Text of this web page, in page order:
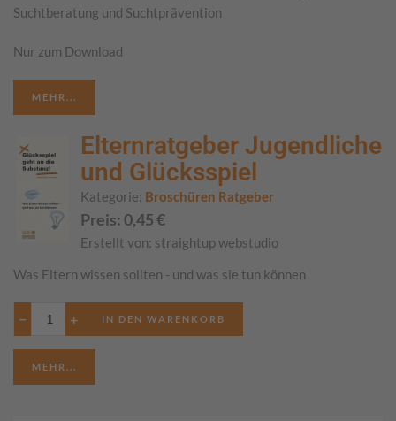
Suchtberatung und Suchtprävention
Nur zum Download
MEHR...
Elternratgeber Jugendliche
und Glücksspiel
Kategorie: Broschüren Ratgeber
Preis: 0,45€
Erstellt von: straightup webstudio
Was Eltern wissen sollten - und was sie tun können
− +
MEHR...